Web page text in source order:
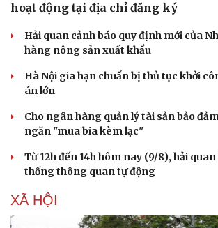
Cải chính
hoạt động tại địa chỉ đăng ký
Hải quan cảnh báo quy định mới của
hàng nông sản xuất khẩu
Hà Nội gia hạn chuẩn bị thủ tục khởi
án lớn
Cho ngân hàng quản lý tài sản bảo
ngăn "mua bia kèm lạc"
Từ 12h đến 14h hôm nay (9/8), hải
thống thông quan tự động
XÃ HỘI